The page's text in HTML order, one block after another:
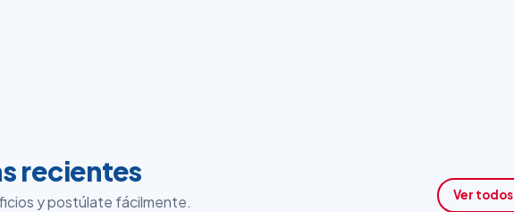
recientes
y postúlate fácilmente. Ver todos